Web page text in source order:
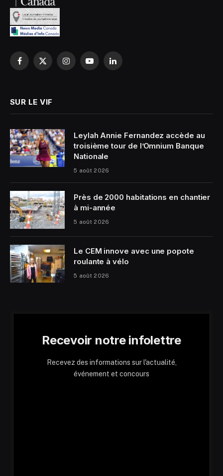
Facebook
X
InstagramYouTubeLinkedIn
SUR LE VIF
Leylah Annie Fernandez accède au
troisième tour de l’Omnium Banque
Nationale
5 août 2026
Près de 2000 habitations en chantier
à mi-année
5 août 2026
Le CEM innove avec une popote
roulante à vélo
5 août 2026
Recevoir notre infolettre
Recevez des informations sur l'actualité,
événement et concours